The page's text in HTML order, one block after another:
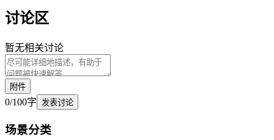
讨论区
暂无相关讨论
附件
0/100字 发表讨论
场景分类